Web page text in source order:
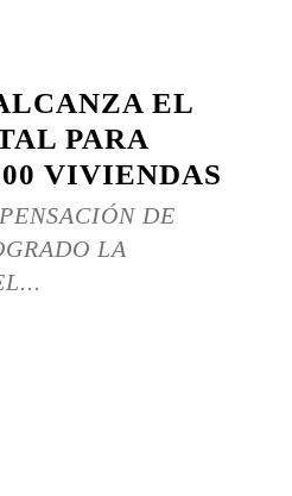
EL
PARA
VIVIENDAS
DE
LA